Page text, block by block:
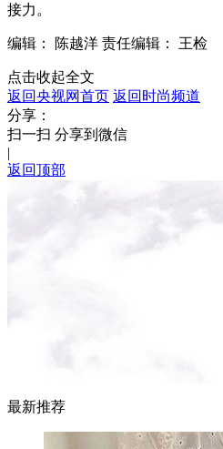
接力。
编辑： 陈越洋 责任编辑： 王检
点击收起全文
返回央视网首页 返回时尚频道
分享：
扫一扫 分享到微信
|
返回顶部
最新推荐